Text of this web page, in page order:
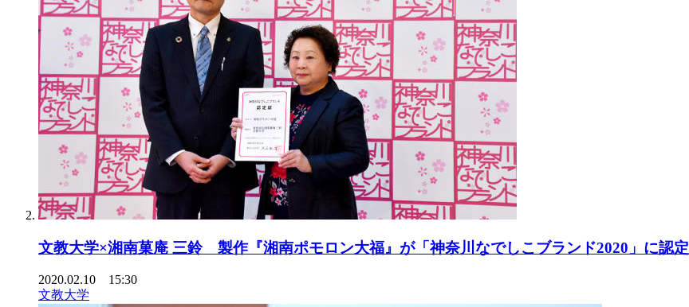
文教大学×湘南菓庵 三鈴 製作『湘南ポモロン大福』が「神奈川なでしこブランド2020」に認定
2020.02.10 15:30
文教大学